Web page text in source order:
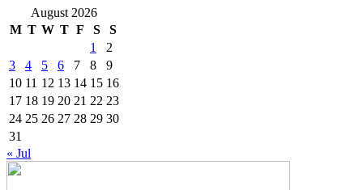
August 2026
M T W T F S
S
1
2
3
4 5 6 7 8
9
10 11 12 13 14 15 16
17 18 19 20 21 22 23
24 25 26 27 28 29 30
31
« Jul